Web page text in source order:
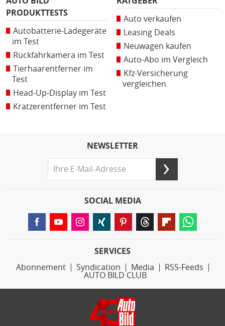
PRODUKTTESTS
Autobatterie-Ladegeräte
im Test
Rückfahrkamera im Test
Tierhaarentferner im
Test
Head-Up-Display im Test
Kratzerentferner im Test
Auto verkaufen
Leasing Deals
Neuwagen kaufen
Auto-Abo im Vergleich
Kfz-Versicherung
vergleichen
NEWSLETTER
SOCIAL MEDIA
SERVICES
Abonnement
Syndication Media
RSS-Feeds
AUTO BILD CLUB